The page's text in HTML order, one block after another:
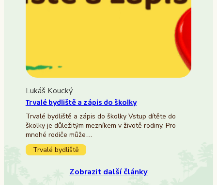
Lukáš Koucký
Trvalé bydliště a zápis do školky
Trvalé bydliště a zápis do školky Vstup dítěte do
školky je důležitým mezníkem v životě rodiny. Pro
mnohé rodiče může…
Trvalé bydliště
Zobrazit další články